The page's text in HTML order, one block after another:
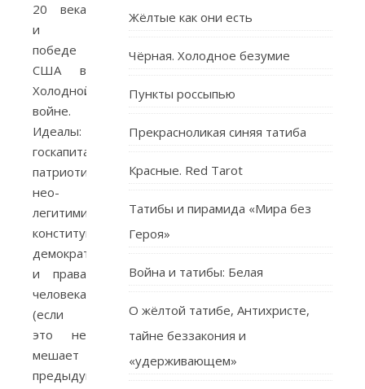
20 века
и
победе
США в
Холодной
войне.
Идеалы:
госкапитализм,
патриотизм,
нео-
легитимизм/
конституционализм,
демократия
и права
человека
(если
это не
мешает
предыдущим
Жёлтые как они есть
Чёрная. Холодное безумие
Пункты россыпью
Прекрасноликая синяя татиба
Красные. Red Tarot
Татибы и пирамида «Мира без
Героя»
Война и татибы: Белая
О жёлтой татибе, Антихристе,
тайне беззакония и
«удерживающем»